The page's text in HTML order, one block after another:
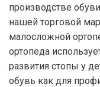
производстве
нашей торговой
малосложной
ортопеда
развития стопы у
обувь как для